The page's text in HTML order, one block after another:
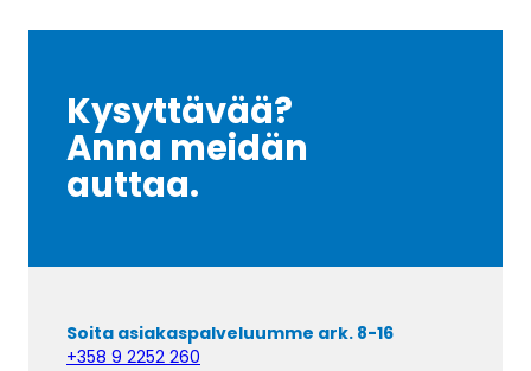
Kysyttävää?
Anna meidän
auttaa.
Soita asiakaspalveluumme ark. 8-16
+358 9 2252 260